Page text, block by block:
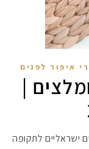
איפור לפנים
|